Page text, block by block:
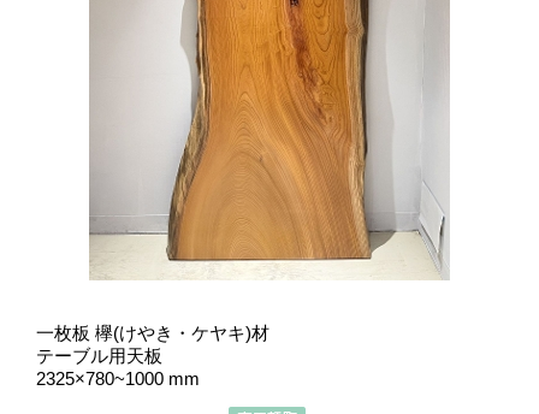
一枚板 欅(けやき・ケヤキ)材
テーブル用天板
2325×780~1000 mm